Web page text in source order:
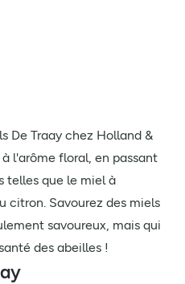
De Traay chez Holland &
l'arôme floral, en passant
telles que le miel à
citron. Savourez des miels
savoureux, mais qui
des abeilles !